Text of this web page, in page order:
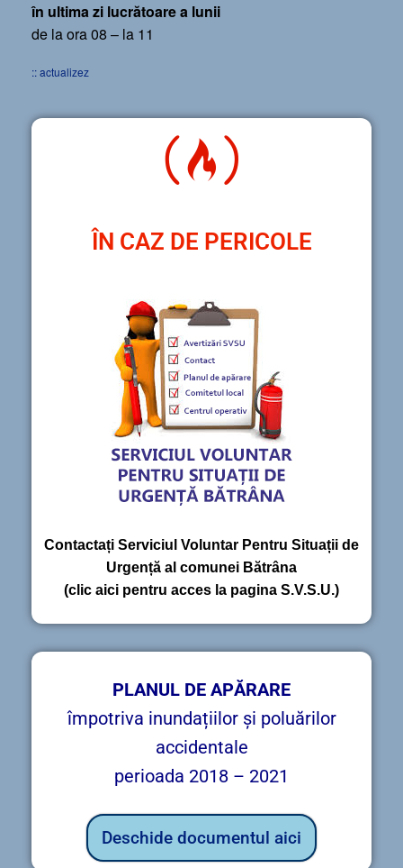
în ultima zi lucrătoare a lunii
de la ora 08 – la 11
:: actualizez
ÎN CAZ DE PERICOLE
Contactați Serviciul Voluntar Pentru Situații de
Urgență al comunei Bătrâna
(clic aici pentru acces la pagina S.V.S.U.)
PLANUL DE APĂRARE
împotriva inundațiilor și poluărilor
accidentale
perioada 2018 – 2021
Deschide documentul aici